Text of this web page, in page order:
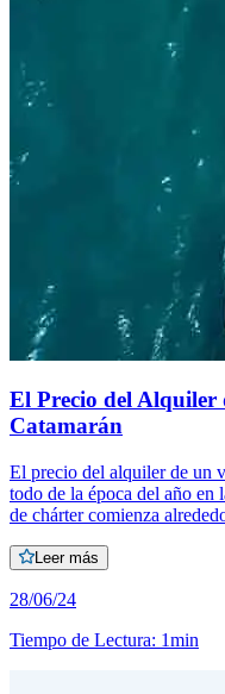
El Precio del Alquiler
Catamarán
El precio del alquiler de un
todo de la época del año en
de chárter comienza
Leer más
28/06/24
Tiempo de Lectura: 1min